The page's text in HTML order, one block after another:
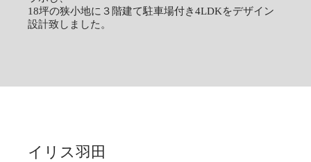
18坪の狭小地に３階建て駐車場付き4LDKをデザイン
設計致しました。
イリス羽田